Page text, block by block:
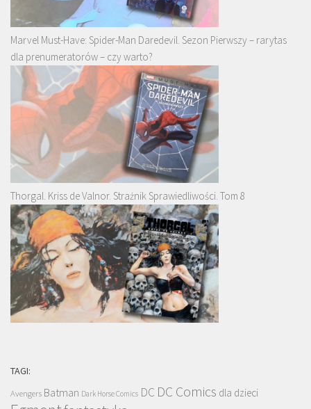
Marvel Must-Have: Spider-Man Daredevil. Sezon Pierwszy – rarytas
dla prenumeratorów – czy warto?
Thorgal. Kriss de Valnor. Strażnik Sprawiedliwości. Tom 8
TAGI:
Avengers Batman Dark Horse Comics DC DC Comics dla dzieci